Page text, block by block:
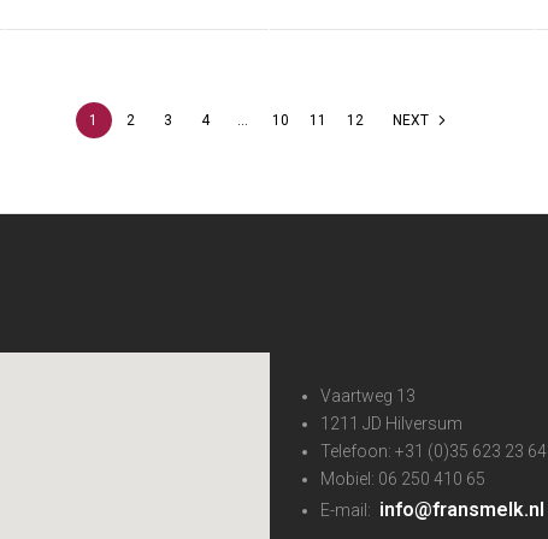
1 2 3 4 … 10 11 12 NEXT
Vaartweg 13
1211 JD Hilversum
Telefoon: +31 (0)35 623 23 64
Mobiel: 06 250 410 65
E-mail: info@fransmelk.nl